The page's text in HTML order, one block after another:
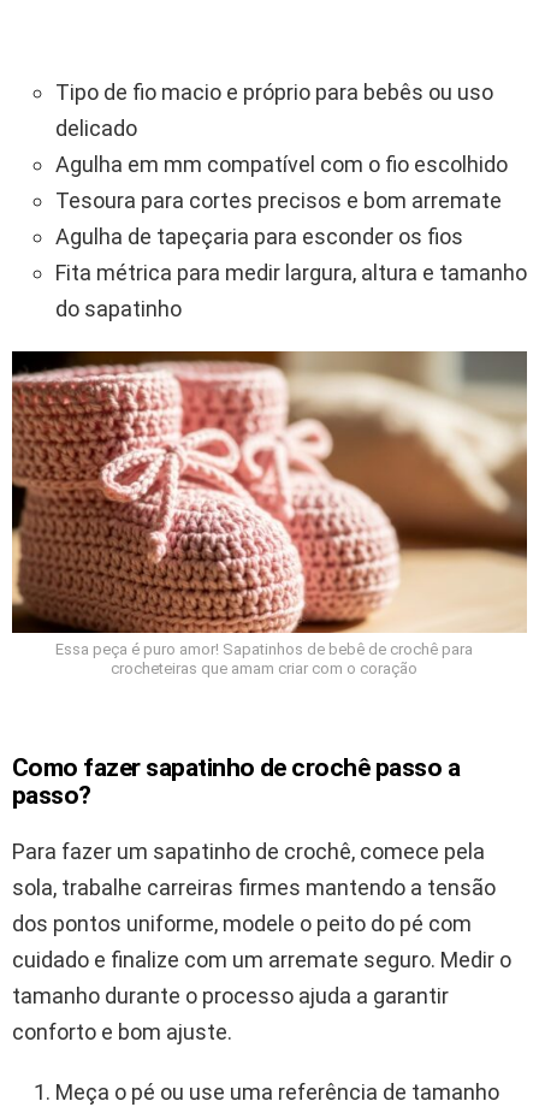
Tipo de fio macio e próprio para bebês ou uso
delicado
Agulha em mm compatível com o fio escolhido
Tesoura para cortes precisos e bom arremate
Agulha de tapeçaria para esconder os fios
Fita métrica para medir largura, altura e tamanho
do sapatinho
Essa peça é puro amor! Sapatinhos de bebê de crochê para
crocheteiras que amam criar com o coração
Como fazer sapatinho de crochê passo a
passo?
Para fazer um sapatinho de crochê, comece pela
sola, trabalhe carreiras firmes mantendo a tensão
dos pontos uniforme, modele o peito do pé com
cuidado e finalize com um arremate seguro. Medir o
tamanho durante o processo ajuda a garantir
conforto e bom ajuste.
Meça o pé ou use uma referência de tamanho